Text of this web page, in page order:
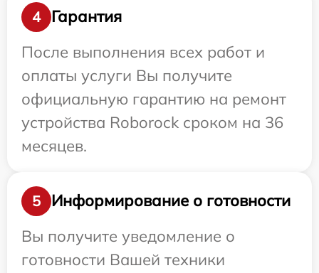
4
Гарантия
После выполнения всех работ и
оплаты услуги Вы получите
официальную гарантию на ремонт
устройства Roborock сроком на 36
месяцев.
5
Информирование о готовности
Вы получите уведомление о
готовности Вашей техники